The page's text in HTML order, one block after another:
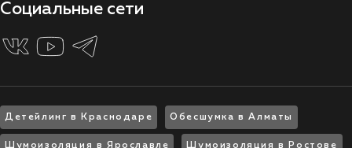
Социальные сети
Детейлинг в Краснодаре Обесшумка в Алматы
Шумоизоляция в Ярославле Шумоизоляция в Ростове